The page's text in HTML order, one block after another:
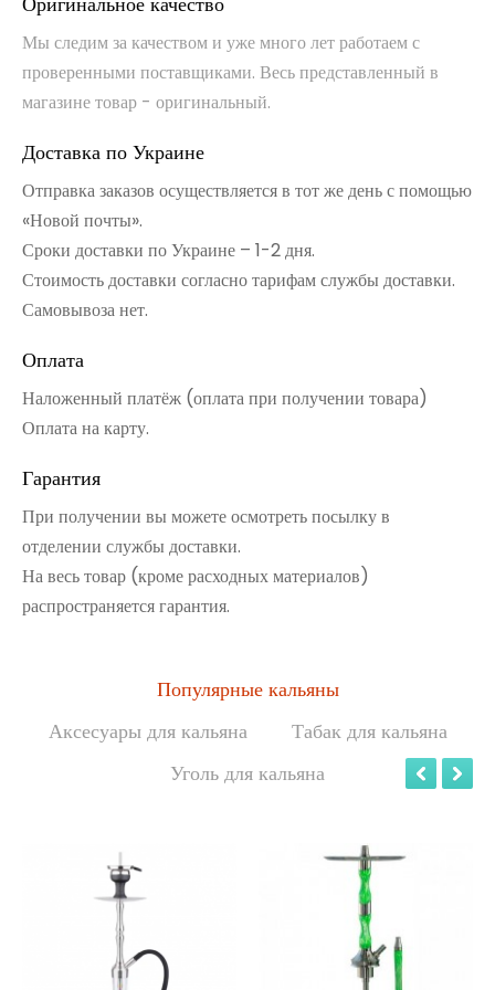
Мы следим за качеством и уже много лет работаем с
проверенными поставщиками. Весь представленный в
магазине товар - оригинальный.
Доставка по Украине
Отправка заказов осуществляется в тот же день с помощью
«Новой почты».
Сроки доставки по Украине – 1-2 дня.
Стоимость доставки согласно тарифам службы доставки.
Самовывоза нет.
Оплата
Наложенный платёж (оплата при получении товара)
Оплата на карту.
Гарантия
При получении вы можете осмотреть посылку в
отделении службы доставки.
На весь товар (кроме расходных материалов)
распространяется гарантия.
Популярные кальяны
Аксесуары для кальяна
Табак для кальяна
Уголь для кальяна